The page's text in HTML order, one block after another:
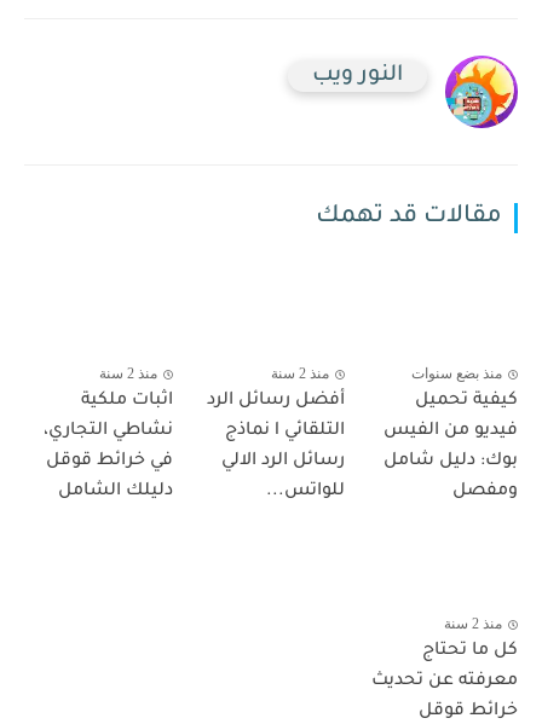
النور ويب
مقالات قد تهمك
منذ بضع سنوات
كيفية تحميل
فيديو من الفيس
بوك: دليل شامل
ومفصل
منذ 2 سنة
أفضل رسائل الرد
التلقائي l نماذج
رسائل الرد الالي
للواتس...
منذ 2 سنة
اثبات ملكية
نشاطي التجاري،
في خرائط قوقل
دليلك الشامل
منذ 2 سنة
كل ما تحتاج
معرفته عن تحديث
خرائط قوقل